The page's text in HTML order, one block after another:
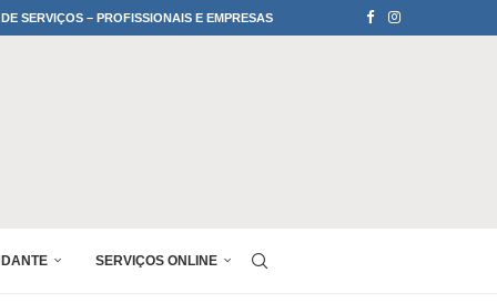
SERVIÇOS – PROFISSIONAIS E EMPRESAS
SERVIÇOS ONLINE